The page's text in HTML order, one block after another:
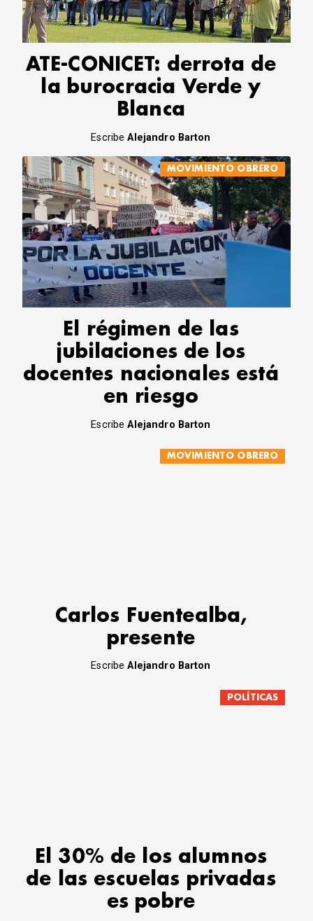
ATE-CONICET: derrota de
la burocracia Verde y
Blanca
EscribeAlejandro Barton
MOVIMIENTO OBRERO
El régimen de las
jubilaciones de los
docentes nacionales está
en riesgo
EscribeAlejandro Barton
MOVIMIENTO OBRERO
Carlos Fuentealba,
presente
EscribeAlejandro Barton
POLÍTICAS
El 30% de los alumnos
de las escuelas privadas
es pobre